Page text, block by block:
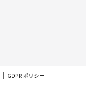
GDPR ポリシー